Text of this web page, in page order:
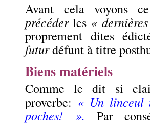
Avant cela voyons
précéderles «
proprement dites
futurdéfunt à titre
Biens matériels
Comme le dit si
proverbe: « Un linceul
poches! ». Par